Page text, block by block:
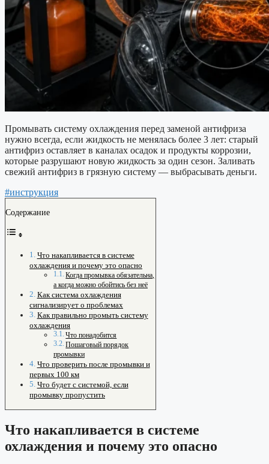
Промывать систему охлаждения перед заменой антифриза
нужно всегда, если жидкость не менялась более 3 лет: старый
антифриз оставляет в каналах осадок и продукты коррозии,
которые разрушают новую жидкость за один сезон. Заливать
свежий антифриз в грязную систему — выбрасывать деньги.
#инструкция
Содержание
Что накапливается в системе
охлаждения и почему это опасно
Когда промывка обязательна,
а когда можно обойтись без неё
Как система охлаждения
сигнализирует о проблемах
Как правильно промыть систему
охлаждения
Что понадобится
Пошаговый порядок
промывки
Что проверить после промывки и
первых 100 км
Что будет с системой, если
промывку пропустить
Что накапливается в системе
охлаждения и почему это опасно